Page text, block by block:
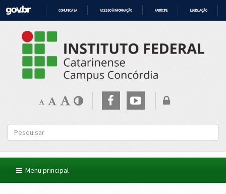
CONTEÚDO
COMUNICA BR ACESSO À INFORMAÇÃO PARTICIPE LEGISLAÇÃO
Menu principal